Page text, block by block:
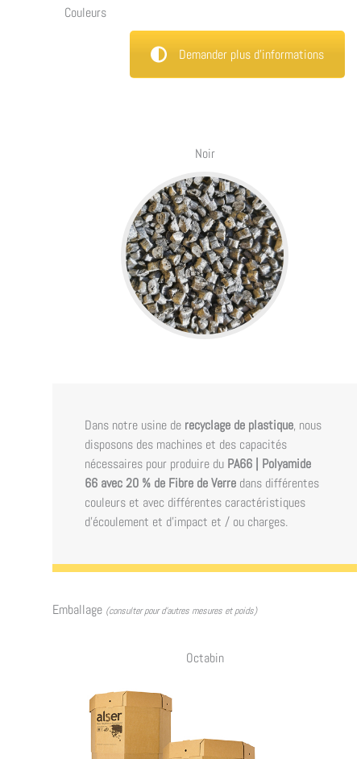
Couleurs
Demander plus d’informations
Noir
Dans notre usine de recyclage de plastique, nous
disposons des machines et des capacités
nécessaires pour produire du PA66 | Polyamide
66 avec 20 % de Fibre de Verre dans différentes
couleurs et avec différentes caractéristiques
d'écoulement et d'impact et / ou charges.
Emballage (consulter pour d’autres mesures et poids)
Octabin